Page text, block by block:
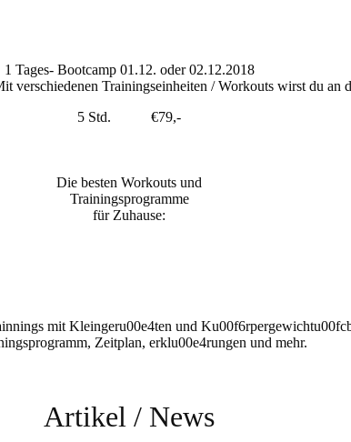
1 Tages- Bootcamp 01.12. oder 02.12.2018
verschiedenen Trainingseinheiten / Workouts wirst du an
5 Std. €79,-
Die besten Workouts und
Trainingsprogramme
für Zuhause:
mit Kleingeru00e4ten und
Zeitplan, erklu00e4rungen und mehr.
Artikel / News